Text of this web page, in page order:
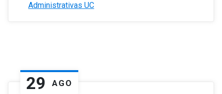
Administrativas UC
29 AGO